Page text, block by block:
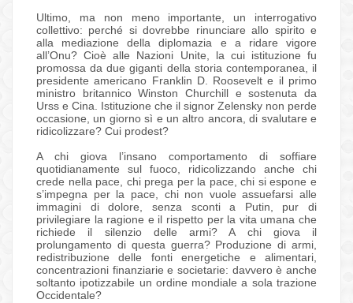
Ultimo, ma non meno importante, un interrogativo
collettivo: perché si dovrebbe rinunciare allo spirito e
alla mediazione della diplomazia e a ridare vigore
all’Onu? Cioè alle Nazioni Unite, la cui istituzione fu
promossa da due giganti della storia contemporanea, il
presidente americano Franklin D. Roosevelt e il primo
ministro britannico Winston Churchill e sostenuta da
Urss e Cina. Istituzione che il signor Zelensky non perde
occasione, un giorno sì e un altro ancora, di svalutare e
ridicolizzare? Cui prodest?
A chi giova l’insano comportamento di soffiare
quotidianamente sul fuoco, ridicolizzando anche chi
crede nella pace, chi prega per la pace, chi si espone e
s’impegna per la pace, chi non vuole assuefarsi alle
immagini di dolore, senza sconti a Putin, pur di
privilegiare la ragione e il rispetto per la vita umana che
richiede il silenzio delle armi? A chi giova il
prolungamento di questa guerra? Produzione di armi,
redistribuzione delle fonti energetiche e alimentari,
concentrazioni finanziarie e societarie: davvero è anche
soltanto ipotizzabile un ordine mondiale a sola trazione
Occidentale?